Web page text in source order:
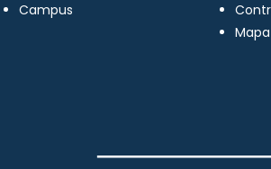
Campus